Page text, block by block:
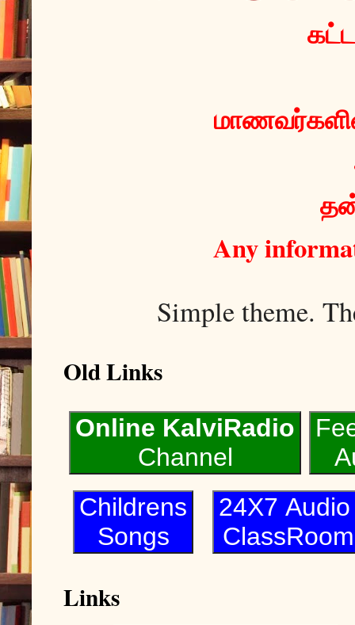
Any
Simple theme.
Old Links
Online KalviRadio
Channel
Childrens
Songs
24X7
ClassRoom
Links